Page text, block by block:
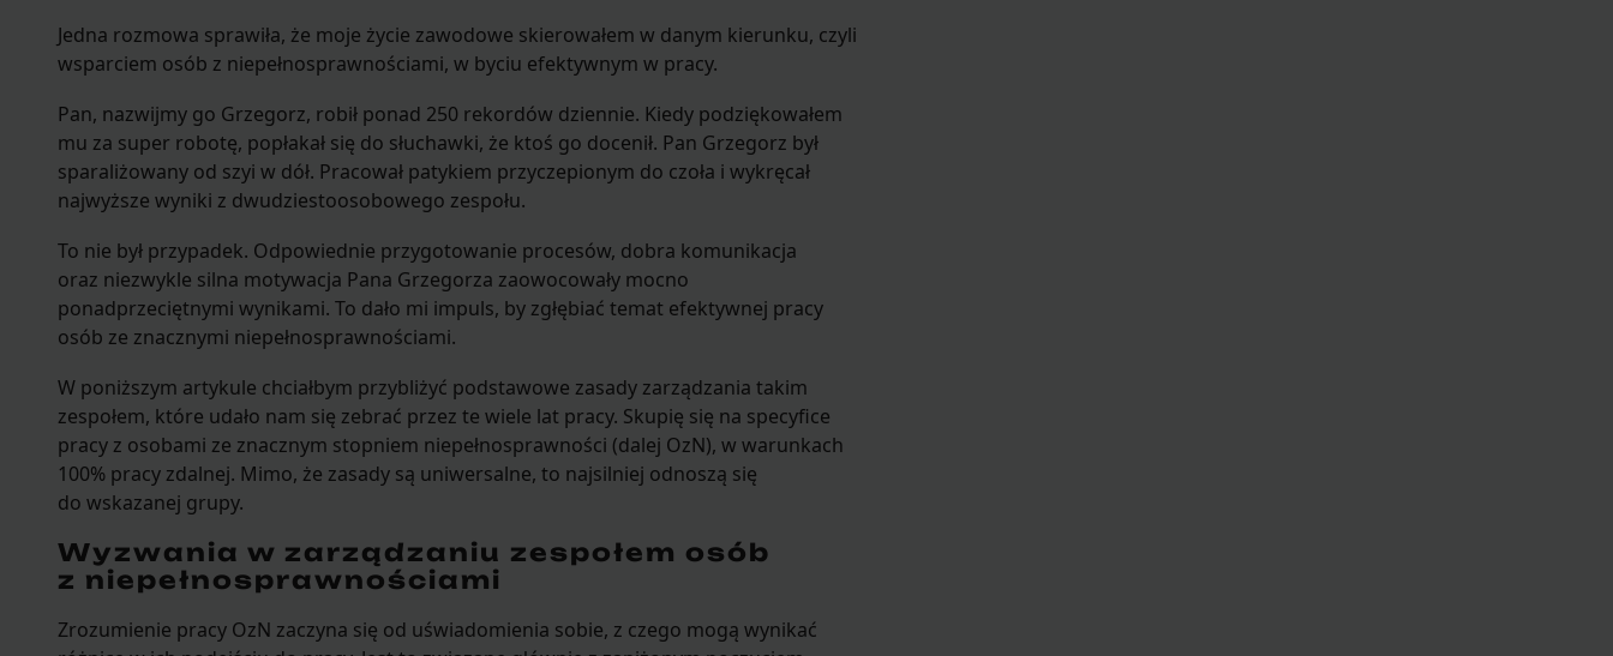
Jedna rozmowa sprawiła, że moje życie zawodowe skierowałem w danym kierunku, czyli
wsparciem osób z niepełnosprawnościami, w byciu efektywnym w pracy.
Pan, nazwijmy go Grzegorz, robił ponad 250 rekordów dziennie. Kiedy podziękowałem
mu za super robotę, popłakał się do słuchawki, że ktoś go docenił. Pan Grzegorz był
sparaliżowany od szyi w dół. Pracował patykiem przyczepionym do czoła i wykręcał
najwyższe wyniki z dwudziestoosobowego zespołu.
To nie był przypadek. Odpowiednie przygotowanie procesów, dobra komunikacja
oraz niezwykle silna motywacja Pana Grzegorza zaowocowały mocno
ponadprzeciętnymi wynikami. To dało mi impuls, by zgłębiać temat efektywnej pracy
osób ze znacznymi niepełnosprawnościami.
W poniższym artykule chciałbym przybliżyć podstawowe zasady zarządzania takim
zespołem, które udało nam się zebrać przez te wiele lat pracy. Skupię się na specyfice
pracy z osobami ze znacznym stopniem niepełnosprawności (dalej OzN), w warunkach
100% pracy zdalnej. Mimo, że zasady są uniwersalne, to najsilniej odnoszą się
do wskazanej grupy.
Wyzwania w zarządzaniu zespołem osób
z niepełnosprawnościami
Zrozumienie pracy OzN zaczyna się od uświadomienia sobie, z czego mogą wynikać